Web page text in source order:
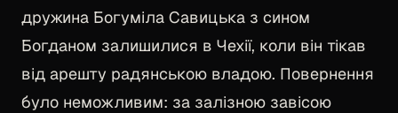
дружина Богуміла Савицька з сином
Богданом залишилися в Чехії, коли він тікав
від арешту радянською владою. Повернення
було неможливим: за залізною завісою